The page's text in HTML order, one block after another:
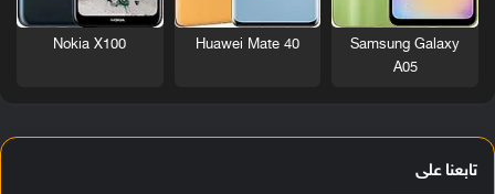
Samsung Galaxy
A05
Huawei Mate 40
Nokia X100
تابعنا على